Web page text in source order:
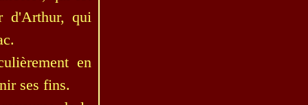
d'Arthur, qui
en
ses fins.